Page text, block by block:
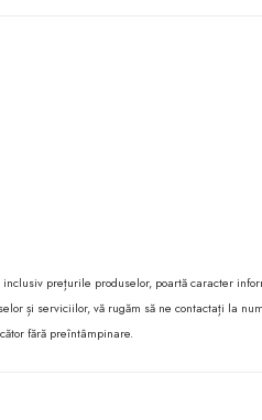
prețurile produselor, poartă caracter
și serviciilor, vă rugăm să ne contactați la
fără preîntâmpinare.